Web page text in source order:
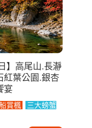
】高尾山.長瀞
紅葉公園.銀杏
宴
賞楓
三大螃蟹